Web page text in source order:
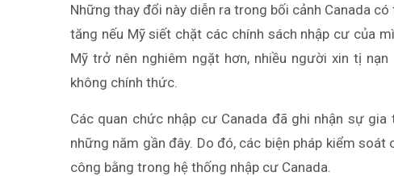
Những thay đổi này diễn ra trong bối cảnh Canada
tăng nếu Mỹ siết chặt các chính sách nhập cư của
Mỹ trở nên nghiêm ngặt hơn, nhiều người xin tị
không chính thức.
Các quan chức nhập cư Canada đã ghi nhận sự
những năm gần đây. Do đó, các biện pháp kiểm
công bằng trong hệ thống nhập cư Canada.